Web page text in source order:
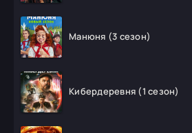
Манюня (3 сезон)
Кибердеревня (1 сезон)